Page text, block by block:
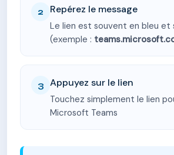
2 Repérez le message
Le lien est souvent en bleu et
(exemple :
3 Appuyez sur le lien
Touchez simplement le lien
Microsoft Teams